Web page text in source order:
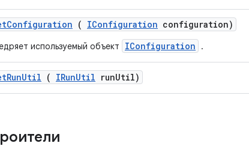
Configuration ( IConfiguration configuration)
используемый объект IConfiguration .
RunUtil ( IRunUtil runUtil)